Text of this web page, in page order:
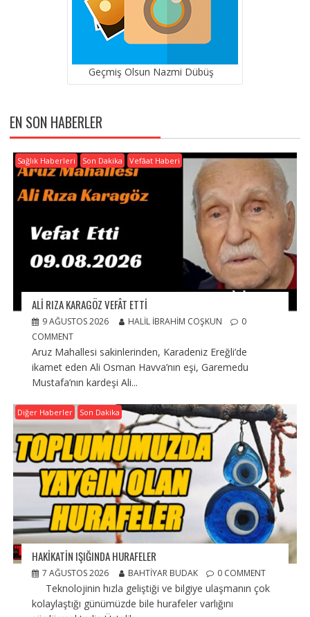
Geçmiş Olsun Nazmi Dübüş
EN SON HABERLER
Sağlık Haberleri Son Dakika Vefâat Haberi
ALI RIZA KARAGÖZ VEFÂT ETTI
9 AĞUSTOS 2026 HALIL İBRAHIM COŞKUN
0
COMMENT
Aruz Mahallesi sakinlerinden, Karadeniz Ereğli’de
ikamet eden Ali Osman Havva’nın eşi, Garemedu
Mustafa’nın kardeşi Ali...
Diğer Haberler Son Dakika
HAKİKATİN IŞIĞINDA HURAFELER
7 AĞUSTOS 2026 BAHTIYAR BUDAK 0 COMMENT
Teknolojinin hızla geliştiği ve bilgiye ulaşmanın çok
kolaylaştığı günümüzde bile hurafeler varlığını